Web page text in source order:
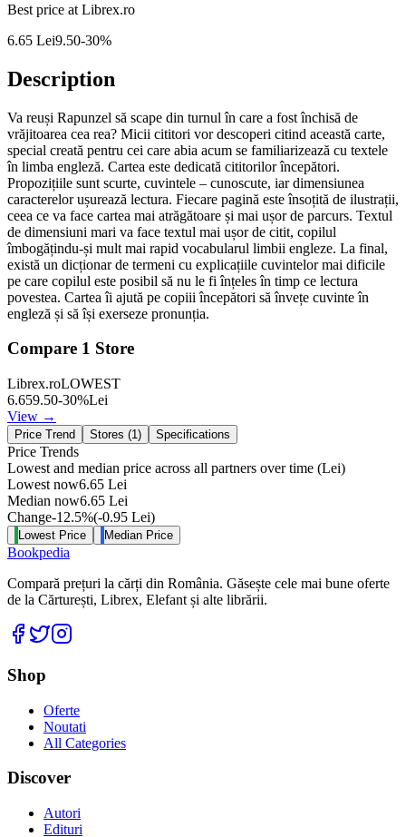
Best price at Librex.ro
6.65 Lei9.50-30%
Description
Va reuși Rapunzel să scape din turnul în care a fost închisă de
vrăjitoarea cea rea? Micii cititori vor descoperi citind această carte,
special creată pentru cei care abia acum se familiarizează cu textele
în limba engleză. Cartea este dedicată cititorilor începători.
Propozițiile sunt scurte, cuvintele – cunoscute, iar dimensiunea
caracterelor ușurează lectura. Fiecare pagină este însoțită de ilustrații,
ceea ce va face cartea mai atrăgătoare și mai ușor de parcurs. Textul
de dimensiuni mari va face textul mai ușor de citit, copilul
îmbogățindu-și mult mai rapid vocabularul limbii engleze. La final,
există un dicționar de termeni cu explicațiile cuvintelor mai dificile
pe care copilul este posibil să nu le fi înțeles în timp ce lectura
povestea. Cartea îi ajută pe copiii începători să învețe cuvinte în
engleză și să își exerseze pronunția.
Compare 1 Store
Librex.roLOWEST
6.659.50-30%Lei
View →
Price Trend Stores (1) Specifications
Price Trends
Lowest and median price across all partners over time (Lei)
Lowest now6.65 Lei
Median now6.65 Lei
Change-12.5%(-0.95 Lei)
Lowest Price Median Price
Bookpedia
Compară prețuri la cărți din România. Găsește cele mai bune oferte
de la Cărturești, Librex, Elefant și alte librării.
Facebook
Twitter
Shop
Oferte
Noutati
All Categories
Discover
Autori
Edituri